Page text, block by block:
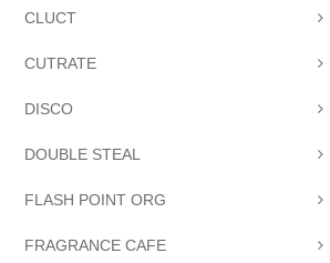
CLUCT
CUTRATE
DISCO
DOUBLE STEAL
FLASH POINT ORG
FRAGRANCE CAFE